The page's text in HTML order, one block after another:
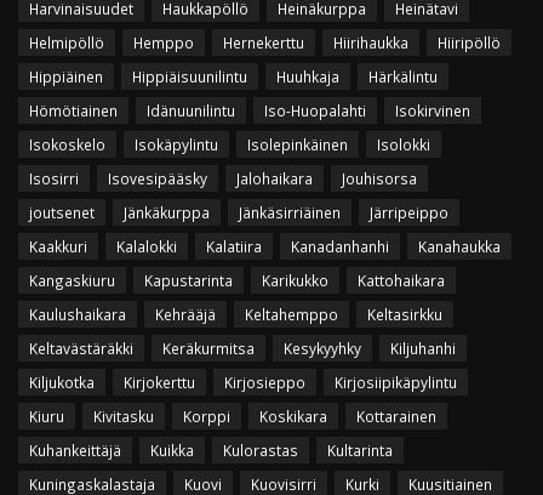
Harvinaisuudet
Haukkapöllö Heinäkurppa
Heinätavi
Helmipöllö
Hemppo Hernekerttu Hiirihaukka
Hiiripöllö
Hippiäinen
Hippiäisuunilintu Huuhkaja
Härkälintu
Hömötiainen
Idänuunilintu Iso-Huopalahti
Isokirvinen
Isokoskelo
Isokäpylintu Isolepinkäinen
Isolokki
Isosirri
Isovesipääsky Jalohaikara
Jouhisorsa
joutsenet
Jänkäkurppa Jänkäsirriäinen
Järripeippo
Kaakkuri
Kalalokki Kalatiira Kanadanhanhi
Kanahaukka
Kangaskiuru
Kapustarinta Karikukko
Kattohaikara
Kaulushaikara
Kehrääjä Keltahemppo
Keltasirkku
Keltavästäräkki
Keräkurmitsa Kesykyyhky
Kiljuhanhi
Kiljukotka
Kirjokerttu Kirjosieppo
Kirjosiipikäpylintu
Kiuru
Kivitasku Korppi Koskikara
Kottarainen
Kuhankeittäjä
Kuikka Kulorastas
Kultarinta
Kuningaskalastaja
Kuovi Kuovisirri Kurki
Kuusitiainen